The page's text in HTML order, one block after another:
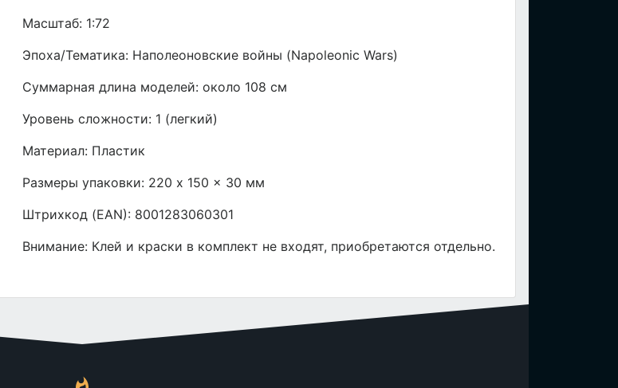
Масштаб: 1:72
Эпоха/Тематика: Наполеоновские войны (Napoleonic Wars)
Суммарная длина моделей: около 108 см
Уровень сложности: 1 (легкий)
Материал: Пластик
Размеры упаковки: 220 x 150 x 30 мм
Штрихкод (EAN): 8001283060301
Внимание: Клей и краски в комплект не входят, приобретаются отдельно.